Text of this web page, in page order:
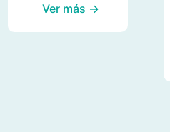
Ver más →